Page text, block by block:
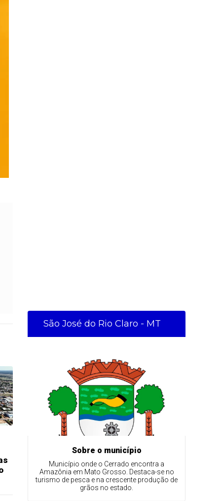
São José do Rio Claro - MT
Sobre o município
Município onde o Cerrado encontra a
Amazônia em Mato Grosso. Destaca-se no
turismo de pesca e na crescente produção de
grãos no estado.